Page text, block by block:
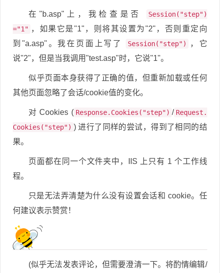
在"b.asp"上，我检查是否
Session("step")
="1" ，如果它是"1"，则将其设置为"2"，否则重定向
到"a.asp"。我在页面上写了
Session("step")
，它
说"2"，但是当我调用"test.asp"时，它说"1"。
似乎页面本身获得了正确的值，但重新加载或任何
其他页面忽略了会话/cookie值的变化。
对 Cookies ( Response.Cookies("step") / Request.
Cookies("step") ) 进行了同样的尝试，得到了相同的结
果。
页面都在同一个文件夹中，IIS 上只有 1 个工作线
程。
只是无法弄清楚为什么没有设置会话和 cookie。任
何建议表示赞赏！
(似乎无法发表评论，但需要澄清一下。将酌情编辑/